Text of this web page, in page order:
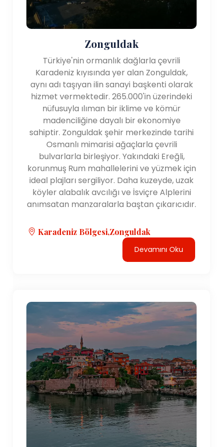
Doğal Özellikler:
Karadeniz Bölgesi, büyüleyici doğal manzaralarıyla
karakterizedir. Bölge, kıyı şeridine paralel uzanan
Pontus Dağları da dahil olmak üzere yoğun
ormanlarla kaplıdır. Bölgedeki Kızılırmak, Yeşilırmak ve
Fırtına gibi akarsular pitoresk vadilerden akar. Bu
nehirler güzellikleriyle tanınır ve rafting ve balıkçılık gibi
açık hava etkinlikleri için fırsatlar sunar. Bölgenin
Karadeniz kıyı şeridi, doğal manzaralar ve hoş bir kıyı
deneyimi sunan büyüleyici balıkçı köyleri, kumlu plajlar
ve engebeli kayalıklarla bezenmiştir.
Kültürel Önem:
Karadeniz Bölgesi zengin bir kültürel değere sahiptir.
tarih boyunca bölgede yaşamış çeşitli uygarlıkların
şekillendirdiği miras. Bir zamanlar eski Yunan ve Bizans
imparatorluklarının ve daha sonra Osmanlı
İmparatorluğu'nun bir parçasıydı. Bölgenin mimarisi,
kültürel mirası yansıtmaktadır. Hamsi (hamsi),
mıhlama (mısır unu ve peynir yemeği), laz böreği
(lezzetli bir hamur işi) gibi yöresel spesiyaliteler ile
tarihi yerlerin ve canlı bir yerel kültürün büyüleyici bir
karışımını sunar. Trabzon'un göz alıcı manastırlarından
Rize'nin pitoresk çay tarlalarına ve Amasya'nın antik
hazinelerine kadar bölge, ziyaretçilere çok çeşitli
deneyimler ve Türkiye'nin kuzey kıyı şeridinin eşsiz
cazibesini keşfetme şansı sunuyor.
Zonguldak
Türkiye'nin ormanlık dağlarla çevrili
Karadeniz kıyısında yer alan Zonguldak,
aynı adı taşıyan ilin sanayi başkenti olarak
hizmet vermektedir. 265.000'in üzerindeki
nüfusuyla ılıman bir iklime ve kömür
madenciliğine dayalı bir ekonomiye
sahiptir. Zonguldak şehir merkezinde tarihi
Osmanlı mimarisi ağaçlarla çevrili
bulvarlarla birleşiyor. Yakındaki Ereğli,
korunmuş Rum mahallelerini ve yüzmek için
ideal plajları sergiliyor. Daha kuzeyde, uzak
köyler alabalık avcılığı ve İsviçre Alplerini
anımsatan manzaralarla baştan çıkarıcıdır.
Karadeniz Bölgesi,Zonguldak
Devamını Oku